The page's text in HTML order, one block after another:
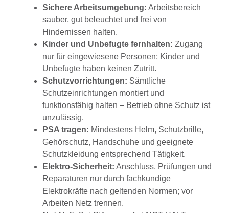
Sichere Arbeitsumgebung: Arbeitsbereich
sauber, gut beleuchtet und frei von
Hindernissen halten.
Kinder und Unbefugte fernhalten: Zugang
nur für eingewiesene Personen; Kinder und
Unbefugte haben keinen Zutritt.
Schutzvorrichtungen: Sämtliche
Schutzeinrichtungen montiert und
funktionsfähig halten – Betrieb ohne Schutz ist
unzulässig.
PSA tragen: Mindestens Helm, Schutzbrille,
Gehörschutz, Handschuhe und geeignete
Schutzkleidung entsprechend Tätigkeit.
Elektro-Sicherheit: Anschluss, Prüfungen und
Reparaturen nur durch fachkundige
Elektrokräfte nach geltenden Normen; vor
Arbeiten Netz trennen.